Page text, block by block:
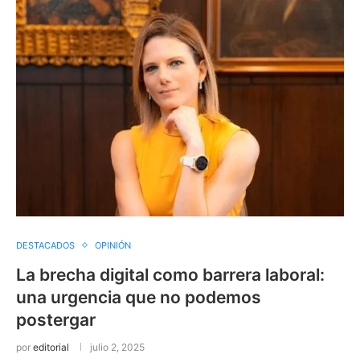
DESTACADOS OPINIÓN
La brecha digital como barrera laboral:
una urgencia que no podemos
postergar
por editorial julio 2, 2025